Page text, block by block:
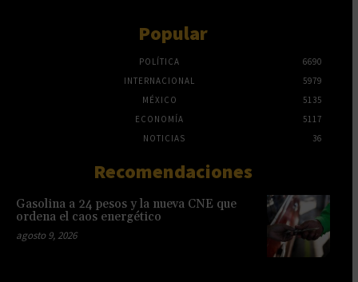
Popular
POLÍTICA
6690
INTERNACIONAL
5979
MÉXICO
5135
ECONOMÍA
5117
NOTICIAS
36
Recomendaciones
Gasolina a 24 pesos y la nueva CNE que
ordena el caos energético
agosto 9, 2026